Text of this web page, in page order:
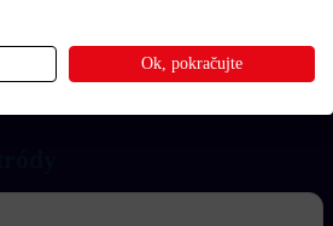
Ok, pokračujte